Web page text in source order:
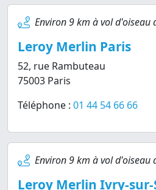
Environ 9 km à vol d'oiseau
Leroy Merlin Paris
52, rue Rambuteau
75003 Paris
Téléphone : 01 44 54 66 66
Environ 9 km à vol d'oiseau
Leroy Merlin Ivry-sur-